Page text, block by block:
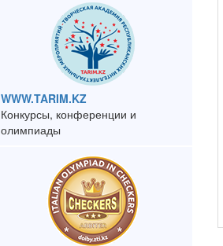
WWW.TARIM.KZ
Конкурсы, конференции и
олимпиады